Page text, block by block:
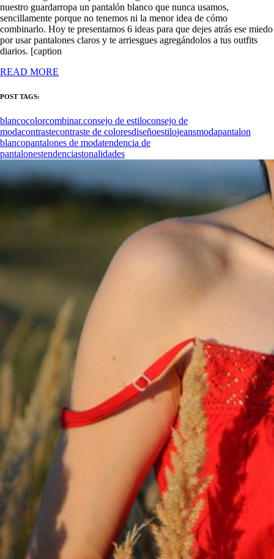
nuestro guardarropa un pantalón blanco que nunca usamos,
sencillamente porque no tenemos ni la menor idea de cómo
combinarlo. Hoy te presentamos 6 ideas para que dejes atrás ese miedo
por usar pantalones claros y te arriesgues agregándolos a tus outfits
diarios. [caption
READ MORE
POST TAGS:
blancocolorcombinar.consejo de estiloconsejo de
modacontrastecontraste de coloresdiseñoestilojeansmodapantalon
blancopantalones de modatendencia de
pantalonestendenciastonalidades